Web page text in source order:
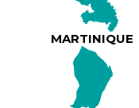
0690 60 33 30
Ambiance, musique et
Ne ratez surtout pas
MARTINIQUE